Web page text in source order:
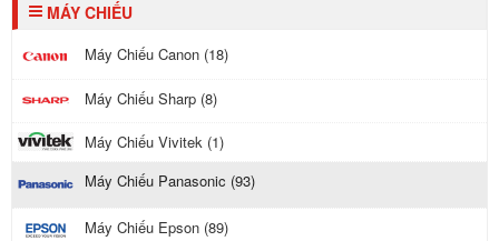
MÁY CHIẾU
Máy Chiếu Canon (18)
Máy Chiếu Sharp (8)
Máy Chiếu Vivitek (1)
Máy Chiếu Panasonic (93)
Máy Chiếu Epson (89)